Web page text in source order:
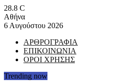
28.8 C
Αθήνα
6 Αυγούστου 2026
ΑΡΘΡΟΓΡΑΦΙΑ
ΕΠΙΚΟΙΝΩΝΙΑ
ΟΡΟΙ ΧΡΗΣΗΣ
Trending now